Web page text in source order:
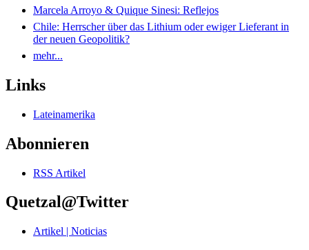
Marcela Arroyo & Quique Sinesi: Reflejos
Chile: Herrscher über das Lithium oder ewiger Lieferant in
der neuen Geopolitik?
mehr...
Links
Lateinamerika
Abonnieren
RSS Artikel
Quetzal@Twitter
Artikel | Noticias